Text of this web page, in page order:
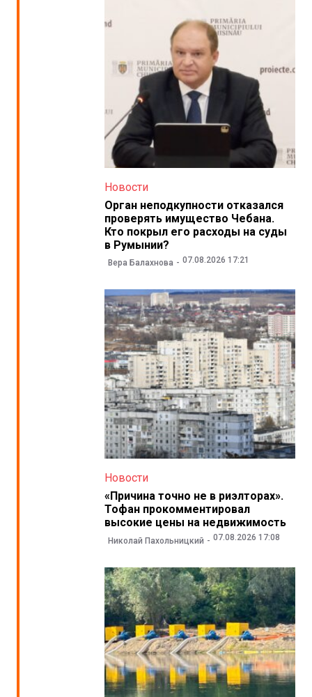
Новости
Орган неподкупности отказался
проверять имущество Чебана.
Кто покрыл его расходы на суды
в Румынии?
Вера Балахнова 07.08.2026 17:21
Новости
«Причина точно не в риэлторах».
Тофан прокомментировал
высокие цены на недвижимость
Николай Пахольницкий 07.08.2026 17:08